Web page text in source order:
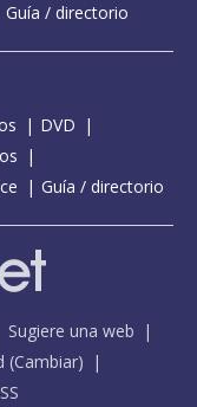
Guía / directorio
DVD
Guía / directorio
Sugiere una web
(Cambiar)